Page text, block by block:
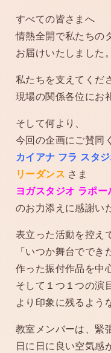
すべての皆さまへ
情熱全開で私たちの
お届けいたしました。
私たちを支えてくだ
現場の関係各位にお
そして何より、
今回の企画にご賛同
カイアナ フラ スタ
リーダンス さま
ヨガスタジオ ラポー
のお力添えに感謝い
表立った活動を控え
「いつか舞台ででき
作った振付作品を中
そして１つ１つの演
より印象に残るよう
教室メンバーは、緊
日に日に良い空気感